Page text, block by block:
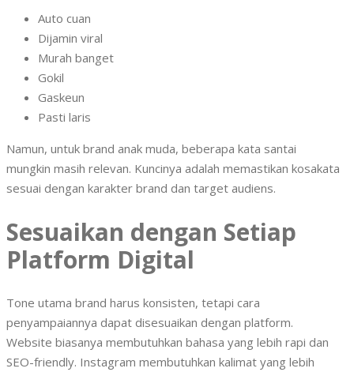
Auto cuan
Dijamin viral
Murah banget
Gokil
Gaskeun
Pasti laris
Namun, untuk brand anak muda, beberapa kata santai
mungkin masih relevan. Kuncinya adalah memastikan kosakata
sesuai dengan karakter brand dan target audiens.
Sesuaikan dengan Setiap
Platform Digital
Tone utama brand harus konsisten, tetapi cara
penyampaiannya dapat disesuaikan dengan platform.
Website biasanya membutuhkan bahasa yang lebih rapi dan
SEO-friendly. Instagram membutuhkan kalimat yang lebih